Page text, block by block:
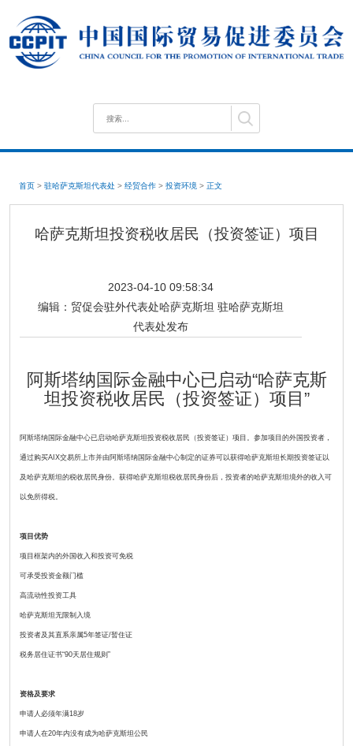
首页 > 驻哈萨克斯坦代表处 > 经贸合作 > 投资环境 > 正文
哈萨克斯坦投资税收居民（投资签证）项目
2023-04-10 09:58:34
编辑： 贸促会驻外代表处哈萨克斯坦 驻哈萨克斯坦
代表处发布
阿斯塔纳国际金融中心已启动“哈萨克斯
坦投资税收居民（投资签证）项目”
阿斯塔纳国际金融中心已启动哈萨克斯坦投资税收居民（投资签证）项目。参加项目的外国投资者，
通过购买AIX交易所上市并由阿斯塔纳国际金融中心制定的证券可以获得哈萨克斯坦长期投资签证以
及哈萨克斯坦的税收居民身份。获得哈萨克斯坦税收居民身份后，投资者的哈萨克斯坦境外的收入可
以免所得税。
项目优势
项目框架内的外国收入和投资可免税
可承受投资金额门槛
高流动性投资工具
哈萨克斯坦无限制入境
投资者及其直系亲属5年签证/暂住证
税务居住证书“90天居住规则”
资格及要求
申请人必须年满18岁
申请人在20年内没有成为哈萨克斯坦公民